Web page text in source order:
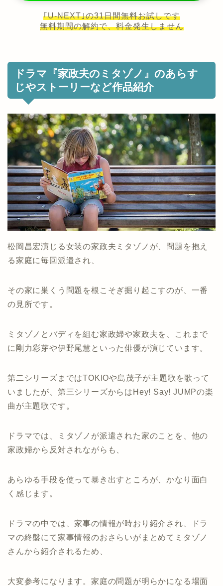
｢U-NEXT｣の31日間無料お試しです
無料期間の解約で、料金発生しません
ドラマ『家政夫のミタゾノ』のあらす
じやストーリーなど作品紹介
松岡昌宏演じる女装の家政夫ミタゾノが、問題を抱え
る家庭に毎回派遣され、
その家に巣くう問題を根こそぎ掘り起こすのが、一番
の見所です。
ミタゾノとバディを組む家政婦や家政夫を、これまで
に剛力彩芽や伊野尾慧といった俳優が演じています。
第二シリーズまではTOKIOや島茂子が主題歌を歌って
いましたが、第三シリーズからはHey! Say! JUMPの楽
曲が主題歌です。
ドラマでは、ミタゾノが派遣された家のことを、他の
家政婦から反対されながらも、
あらゆる手段を使って暴き出すところが、かなり面白
く感じます。
ドラマの中では、家事の情報が時おり紹介され、ドラ
マの終盤にて家事情報のおさらいがまとめてミタゾノ
さんから紹介されるため、
大変参考になります。家庭の問題が明らかになる場面